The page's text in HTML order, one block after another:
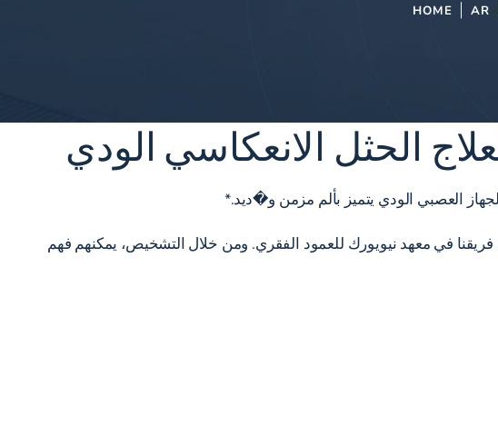
HOME AR
الحثل الانعكاسي الودي
فريقنا في معهد نيويورك للعمود الفقري. ومن خلال التشخيص، يمكنهم فهم